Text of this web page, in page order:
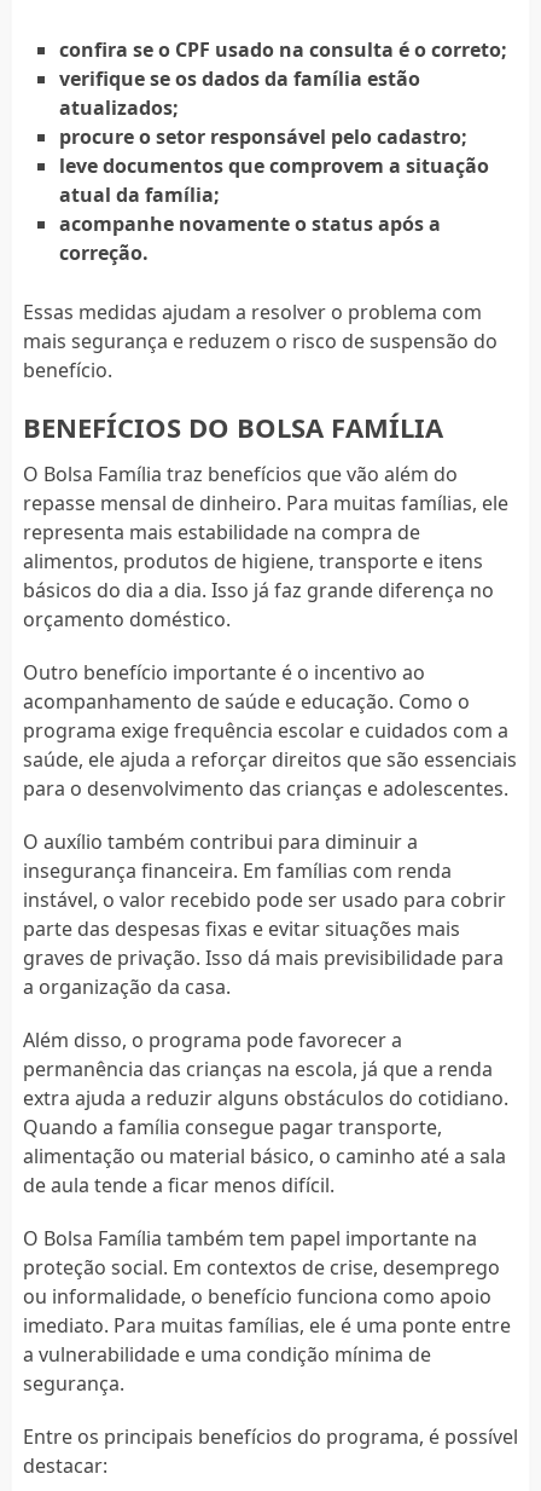
confira se o CPF usado na consulta é o correto;
verifique se os dados da família estão
atualizados;
procure o setor responsável pelo cadastro;
leve documentos que comprovem a situação
atual da família;
acompanhe novamente o status após a
correção.
Essas medidas ajudam a resolver o problema com
mais segurança e reduzem o risco de suspensão do
benefício.
BENEFÍCIOS DO BOLSA FAMÍLIA
O Bolsa Família traz benefícios que vão além do
repasse mensal de dinheiro. Para muitas famílias, ele
representa mais estabilidade na compra de
alimentos, produtos de higiene, transporte e itens
básicos do dia a dia. Isso já faz grande diferença no
orçamento doméstico.
Outro benefício importante é o incentivo ao
acompanhamento de saúde e educação. Como o
programa exige frequência escolar e cuidados com a
saúde, ele ajuda a reforçar direitos que são essenciais
para o desenvolvimento das crianças e adolescentes.
O auxílio também contribui para diminuir a
insegurança financeira. Em famílias com renda
instável, o valor recebido pode ser usado para cobrir
parte das despesas fixas e evitar situações mais
graves de privação. Isso dá mais previsibilidade para
a organização da casa.
Além disso, o programa pode favorecer a
permanência das crianças na escola, já que a renda
extra ajuda a reduzir alguns obstáculos do cotidiano.
Quando a família consegue pagar transporte,
alimentação ou material básico, o caminho até a sala
de aula tende a ficar menos difícil.
O Bolsa Família também tem papel importante na
proteção social. Em contextos de crise, desemprego
ou informalidade, o benefício funciona como apoio
imediato. Para muitas famílias, ele é uma ponte entre
a vulnerabilidade e uma condição mínima de
segurança.
Entre os principais benefícios do programa, é possível
destacar: